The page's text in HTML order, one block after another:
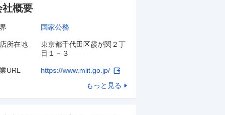
社概要
国家公務
所在地
東京都千代田区霞が関２丁
目１－３
URL
https://www.mlit.go.jp/
もっと見る